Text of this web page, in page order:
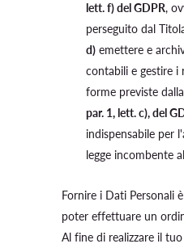
lett. f) del GDPR,
perseguito dal
d) emettere e
contabili e gestire i
forme previste
par. 1, lett. c), del
indispensabile per
legge incombente
Fornire i Dati Personali
poter effettuare un
Al fine di realizzare il